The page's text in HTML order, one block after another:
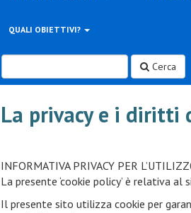
QUALI OBIETTIVI?
Cerca
La privacy e i diritti
INFORMATIVA PRIVACY PER
La presente ‘cookie policy’ è relativa al
Il presente sito utilizza cookie per